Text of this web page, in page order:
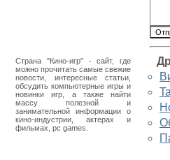
Страна "Кино-игр" - сайт, где
можно прочитать самые свежие
новости, интересные статьи,
обсудить компьютерные игры и
новинки игр, а также найти
массу полезной и
занимательной информации о
кино-индустрии, актерах и
фильмах, pc games.